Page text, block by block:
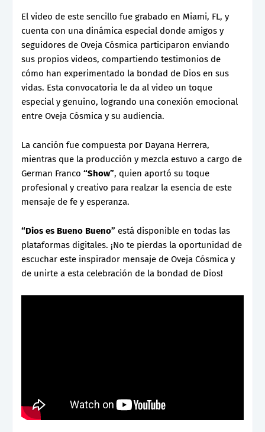
El video de este sencillo fue grabado en Miami, FL, y
cuenta con una dinámica especial donde amigos y
seguidores de Oveja Cósmica participaron enviando
sus propios videos, compartiendo testimonios de
cómo han experimentado la bondad de Dios en sus
vidas. Esta convocatoria le da al video un toque
especial y genuino, logrando una conexión emocional
entre Oveja Cósmica y su audiencia.
La canción fue compuesta por Dayana Herrera,
mientras que la producción y mezcla estuvo a cargo de
German Franco “Show”, quien aportó su toque
profesional y creativo para realzar la esencia de este
mensaje de fe y esperanza.
“Dios es Bueno Bueno” está disponible en todas las
plataformas digitales. ¡No te pierdas la oportunidad de
escuchar este inspirador mensaje de Oveja Cósmica y
de unirte a esta celebración de la bondad de Dios!